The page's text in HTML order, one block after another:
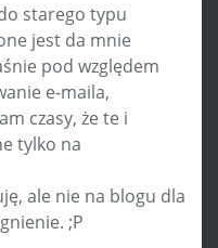
starego typu
jest da mnie
pod względem
e-maila,
czasy, że te i
tylko na
ale nie na blogu dla
;P